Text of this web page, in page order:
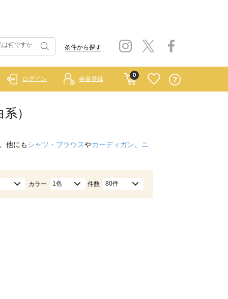
条件から探す
0
ログイン 会員登録
）
他にもシャツ・ブラウスやカーディガン
ニ
カラー 1色 件数 80件